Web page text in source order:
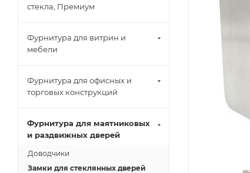
стекла, Премиум
Фурнитура для витрин и
мебели
Фурнитура для офисных и
торговых конструкций
Фурнитура для маятниковых
и раздвижных дверей
Доводчики
Замки для стеклянных дверей